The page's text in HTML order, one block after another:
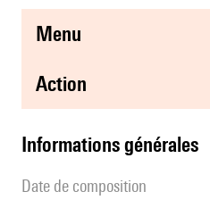
menu
action
informations générales
date de composition